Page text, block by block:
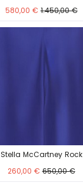
580,00 € 1.450,00 €
Stella McCartney Rock
260,00 € 650,00 €